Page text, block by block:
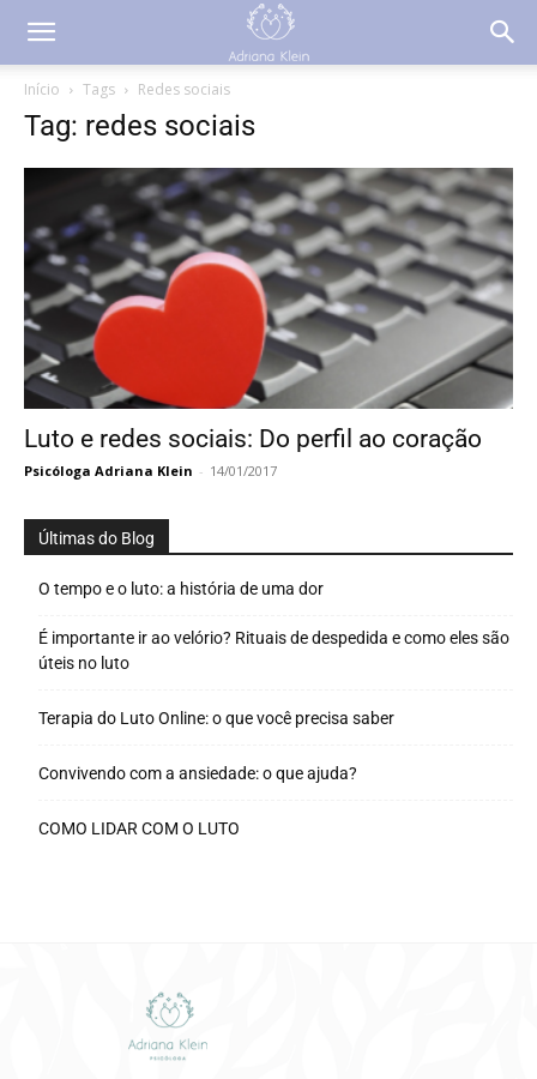
Início Tags Redes sociais
Tag: redes sociais
Luto e redes sociais: Do perfil ao coração
Psicóloga Adriana Klein - 14/01/2017
Últimas do Blog
O tempo e o luto: a história de uma dor
É importante ir ao velório? Rituais de despedida e como eles são
úteis no luto
Terapia do Luto Online: o que você precisa saber
Convivendo com a ansiedade: o que ajuda?
COMO LIDAR COM O LUTO